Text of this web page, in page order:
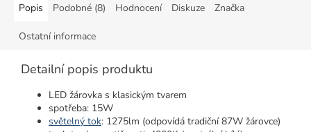
Popis Podobné (8) Hodnocení Diskuze Značka
Ostatní informace
Detailní popis produktu
LED žárovka s klasickým tvarem
spotřeba: 15W
světelný tok: 1275lm (odpovídá tradiční 87W žárovce)